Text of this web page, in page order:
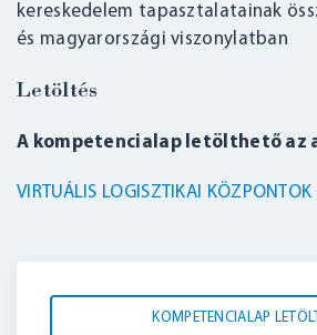
kereskedelem tapasztalatainak
és magyarországi viszonylatban
Letöltés
A kompetencialap letölthető az
VIRTUÁLIS LOGISZTIKAI KÖZPONTOK
KOMPETENCIALAP